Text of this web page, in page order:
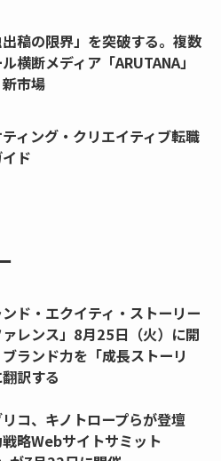
出稿の限界」を突破する。複数
横断メディア「ARUTANA」
市場
ィング・クリエイティブ転職
ド
ンド・エクイティ・ストーリー
レンス」8月25日（火）に開
ランド力を「成長ストーリ
訳する
コ、キノトロープらが登壇
戦略Webサイトサミット